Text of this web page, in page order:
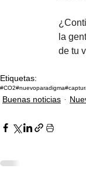
la
de tu
Etiquetas:
#CO2#nuevoparadigma
Buenas noticias